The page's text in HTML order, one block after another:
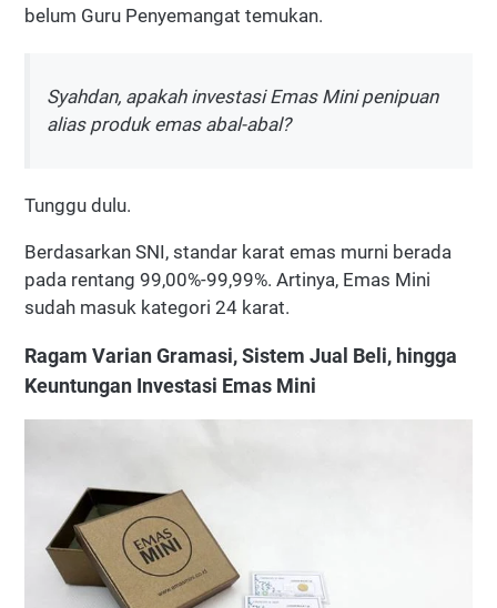
belum Guru Penyemangat temukan.
Syahdan, apakah investasi Emas Mini penipuan
alias produk emas abal-abal?
Tunggu dulu.
Berdasarkan SNI, standar karat emas murni berada
pada rentang 99,00%-99,99%. Artinya, Emas Mini
sudah masuk kategori 24 karat.
Ragam Varian Gramasi, Sistem Jual Beli, hingga
Keuntungan Investasi Emas Mini